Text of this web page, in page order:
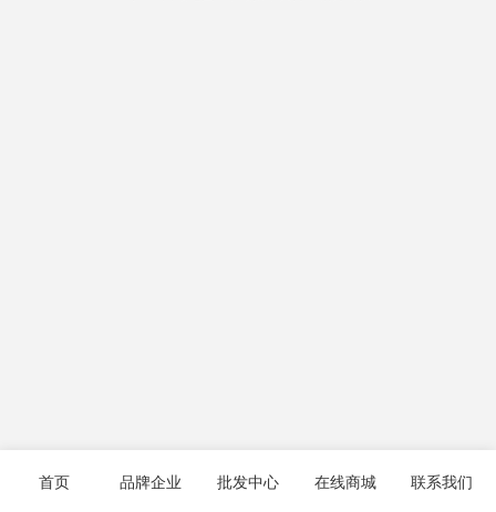
首页 品牌企业 批发中心 在线商城 联系我们